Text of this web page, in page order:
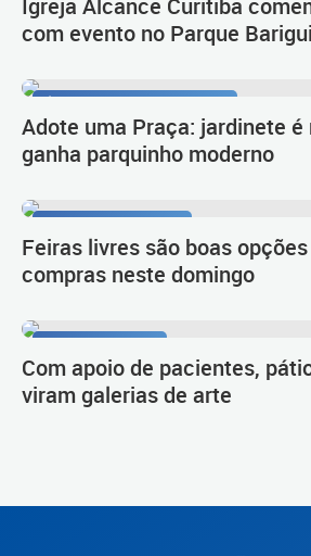
com evento no Parque Barigui
Adote uma Praça: jardinete
ganha parquinho moderno
Feiras livres são boas
compras neste domingo
Com apoio de pacientes,
viram galerias de arte